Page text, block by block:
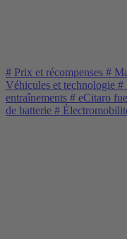
# Prix et récompenses #
Véhicules et technologie #
entraînements # eCitaro
de batterie #